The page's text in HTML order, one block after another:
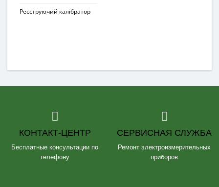
Реєструючий калібратор
КОНТАКТ-ЦЕНТР
Бесплатные консультации по
телефону
СЕРВИСНАЯ СЛУЖБА
Ремонт электроизмерительных
приборов